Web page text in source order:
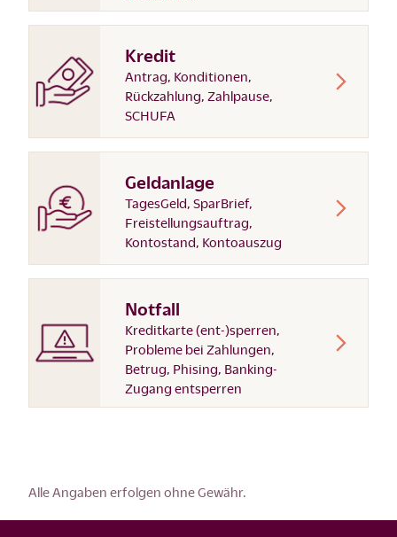
Kredit
Antrag, Konditionen,
Rückzahlung, Zahlpause,
SCHUFA
Geldanlage
TagesGeld, SparBrief,
Freistellungsauftrag,
Kontostand, Kontoauszug
Notfall
Kreditkarte (ent-)sperren,
Probleme bei Zahlungen,
Betrug, Phising, Banking-
Zugang entsperren
Alle Angaben erfolgen ohne Gewähr.